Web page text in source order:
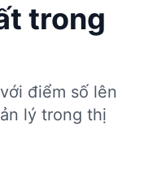
trong
điểm số lên
lý trong thị